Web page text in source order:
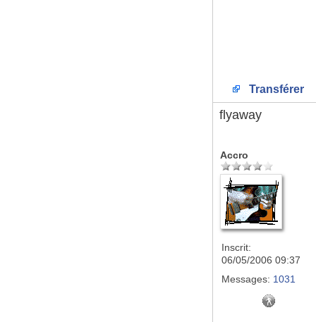
Transférer
flyaway
Accro
Inscrit:
06/05/2006 09:37
Messages: 1031